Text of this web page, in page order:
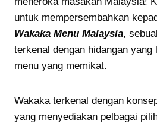
untuk mempersembahkan
Wakaka Menu Malaysia,
terkenal dengan hidangan yang
menu yang memikat.
Wakaka terkenal dengan
yang menyediakan pelbagai